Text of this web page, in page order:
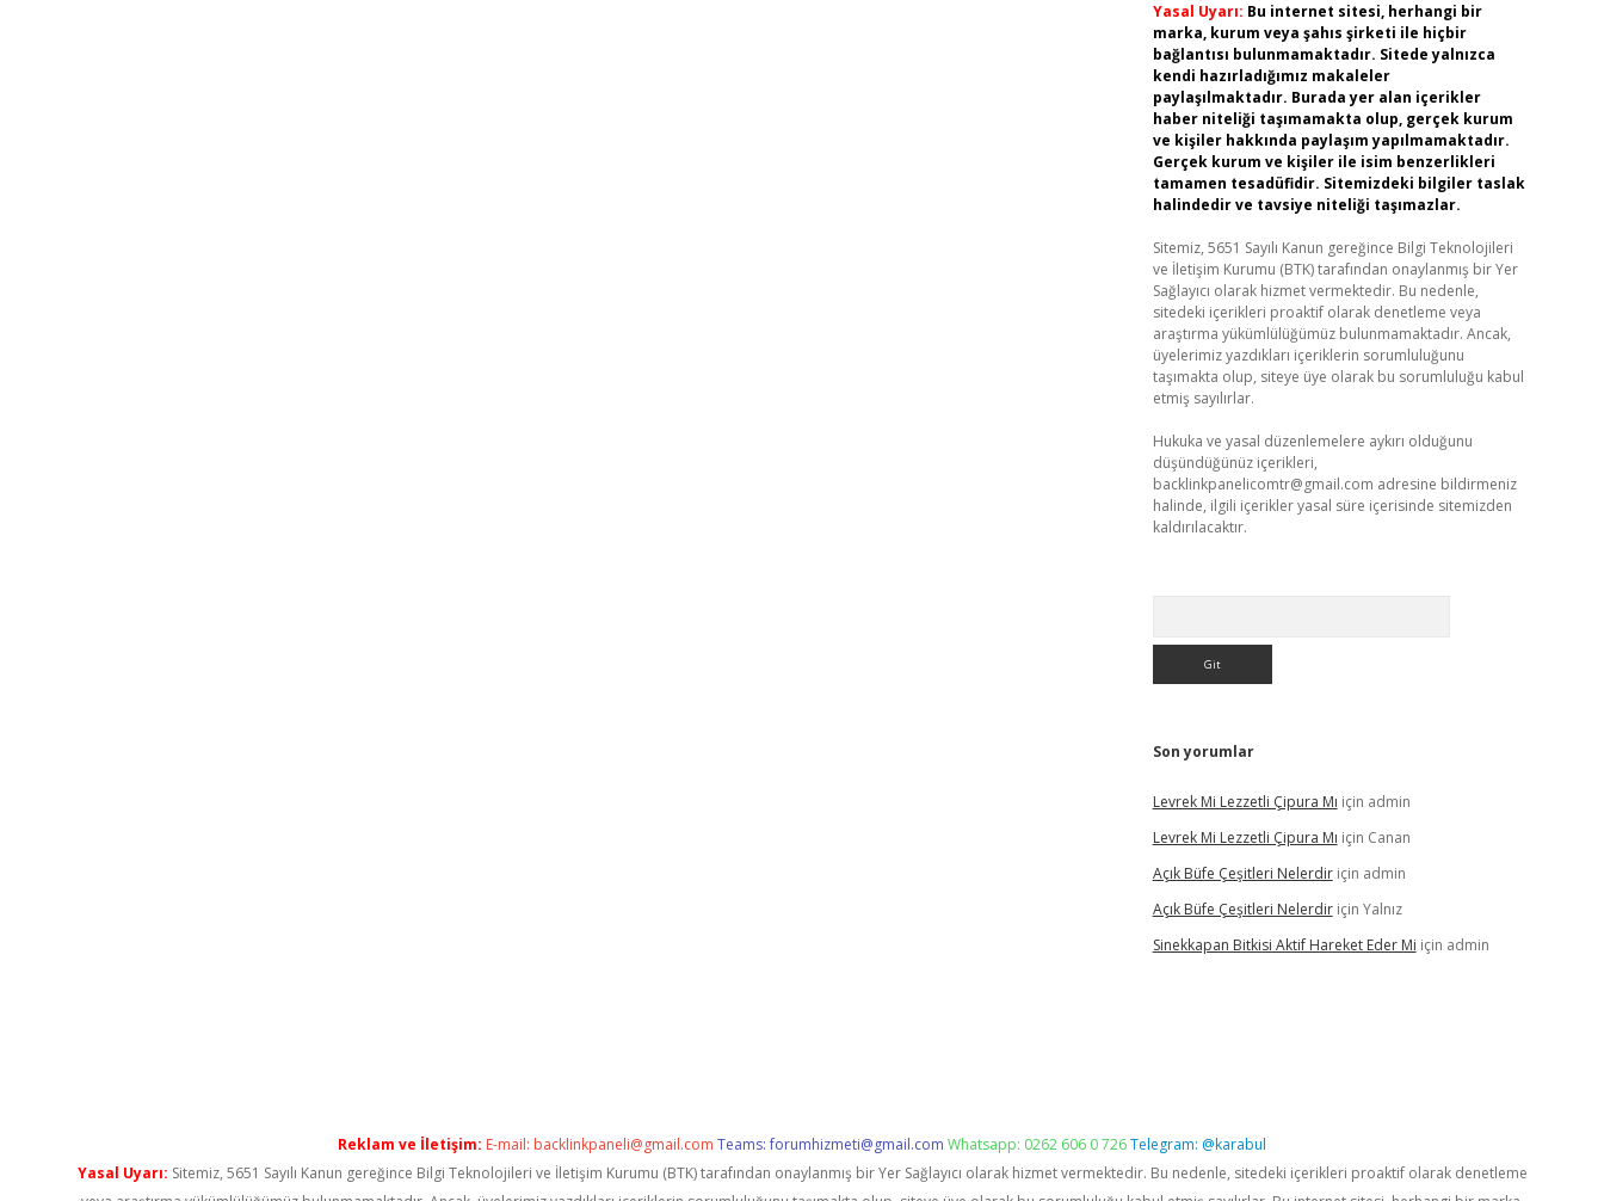
Yasal Uyarı: Bu internet sitesi, herhangi bir
marka, kurum veya şahıs şirketi ile hiçbir
bağlantısı bulunmamaktadır. Sitede yalnızca
kendi hazırladığımız makaleler
paylaşılmaktadır. Burada yer alan içerikler
haber niteliği taşımamakta olup, gerçek kurum
ve kişiler hakkında paylaşım yapılmamaktadır.
Gerçek kurum ve kişiler ile isim benzerlikleri
tamamen tesadüfidir. Sitemizdeki bilgiler taslak
halindedir ve tavsiye niteliği taşımazlar.
Sitemiz, 5651 Sayılı Kanun gereğince Bilgi Teknolojileri
ve İletişim Kurumu (BTK) tarafından onaylanmış bir Yer
Sağlayıcı olarak hizmet vermektedir. Bu nedenle,
sitedeki içerikleri proaktif olarak denetleme veya
araştırma yükümlülüğümüz bulunmamaktadır. Ancak,
üyelerimiz yazdıkları içeriklerin sorumluluğunu
taşımakta olup, siteye üye olarak bu sorumluluğu kabul
etmiş sayılırlar.
Hukuka ve yasal düzenlemelere aykırı olduğunu
düşündüğünüz içerikleri,
backlinkpanelicomtr@gmail.com adresine bildirmeniz
halinde, ilgili içerikler yasal süre içerisinde sitemizden
kaldırılacaktır.
Son yorumlar
Levrek Mi Lezzetli Çipura Mı için admin
Levrek Mi Lezzetli Çipura Mı için Canan
Açık Büfe Çeşitleri Nelerdiriçin admin
Açık Büfe Çeşitleri Nelerdiriçin Yalnız
Sinekkapan Bitkisi Aktif Hareket Eder Mi için admin
Reklam ve İletişim: E-mail: backlinkpaneli@gmail.com Teams:forumhizmeti@gmail.com Whatsapp: 0262 606 0 726Telegram: @karabul
Yasal Uyarı: Sitemiz, 5651 Sayılı Kanun gereğince Bilgi Teknolojileri ve İletişim Kurumu (BTK) tarafından onaylanmış bir Yer Sağlayıcı olarak hizmet vermektedir. Bu nedenle, sitedeki içerikleri proaktif olarak denetleme